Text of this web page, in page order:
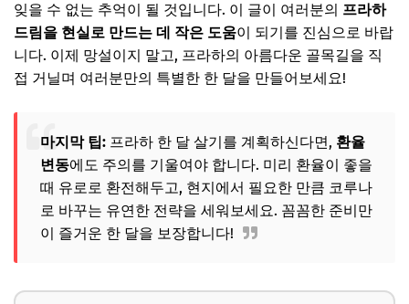
잊을 수 없는 추억이 될 것입니다. 이 글이 여러분의 프라하
드림을 현실로 만드는 데 작은 도움이 되기를 진심으로 바랍
니다. 이제 망설이지 말고, 프라하의 아름다운 골목길을 직
접 거닐며 여러분만의 특별한 한 달을 만들어보세요!
마지막 팁: 프라하 한 달 살기를 계획하신다면, 환율
변동에도 주의를 기울여야 합니다. 미리 환율이 좋을
때 유로로 환전해두고, 현지에서 필요한 만큼 코루나
로 바꾸는 유연한 전략을 세워보세요. 꼼꼼한 준비만
이 즐거운 한 달을 보장합니다!